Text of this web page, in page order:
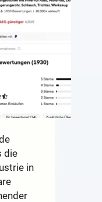
die
in